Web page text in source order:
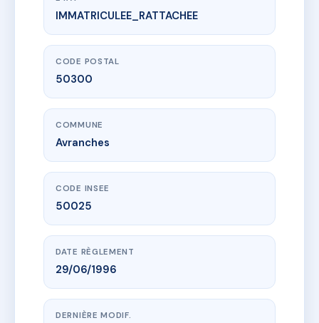
www.vme.plus/AC6697056
Immeuble HOUSSARD
16R r duhamel50300 Avranches
IMMATRICULEE_RATTACHEE
CODE POSTAL
50300
COMMUNE
Avranches
CODE INSEE
50025
DATE RÈGLEMENT
29/06/1996
DERNIÈRE MODIF.